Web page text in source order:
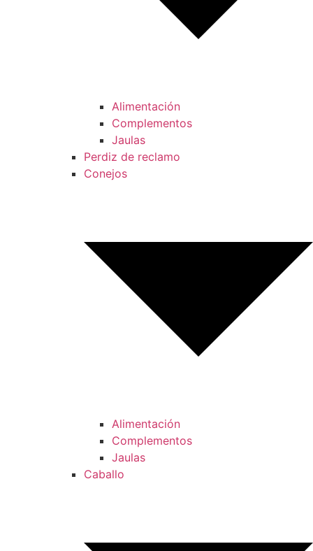
Alimentación
Complementos
Jaulas
Perdiz de reclamo
Conejos
Alimentación
Complementos
Jaulas
Caballo